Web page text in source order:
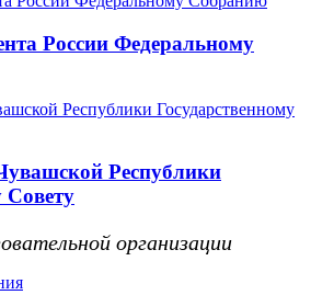
России Федеральному
Республики
Совету
организации